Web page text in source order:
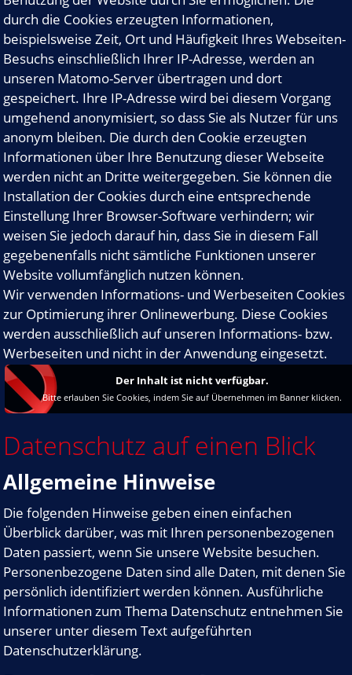
durch die Cookies erzeugten Informationen,
beispielsweise Zeit, Ort und Häufigkeit Ihres Webseiten-
Besuchs einschließlich Ihrer IP-Adresse, werden an
unseren Matomo-Server übertragen und dort
gespeichert. Ihre IP-Adresse wird bei diesem Vorgang
umgehend anonymisiert, so dass Sie als Nutzer für uns
anonym bleiben. Die durch den Cookie erzeugten
Informationen über Ihre Benutzung dieser Webseite
werden nicht an Dritte weitergegeben. Sie können die
Installation der Cookies durch eine entsprechende
Einstellung Ihrer Browser-Software verhindern; wir
weisen Sie jedoch darauf hin, dass Sie in diesem Fall
gegebenenfalls nicht sämtliche Funktionen unserer
Website vollumfänglich nutzen können.
Wir verwenden Informations- und Werbeseiten Cookies
zur Optimierung ihrer Onlinewerbung. Diese Cookies
werden ausschließlich auf unseren Informations- bzw.
Werbeseiten und nicht in der Anwendung eingesetzt.
Der Inhalt ist nicht verfügbar.
Bitte erlauben Sie Cookies, indem Sie auf Übernehmen im Banner klicken.
Datenschutz auf einen Blick
Allgemeine Hinweise
Die folgenden Hinweise geben einen einfachen
Überblick darüber, was mit Ihren personenbezogenen
Daten passiert, wenn Sie unsere Website besuchen.
Personenbezogene Daten sind alle Daten, mit denen Sie
persönlich identifiziert werden können. Ausführliche
Informationen zum Thema Datenschutz entnehmen Sie
unserer unter diesem Text aufgeführten
Datenschutzerklärung.